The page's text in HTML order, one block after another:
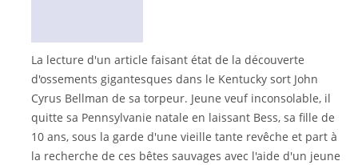
La lecture d'un article faisant état de la découverte
d'ossements gigantesques dans le Kentucky sort John
Cyrus Bellman de sa torpeur. Jeune veuf inconsolable, il
quitte sa Pennsylvanie natale en laissant Bess, sa fille de
10 ans, sous la garde d'une vieille tante revêche et part à
la recherche de ces bêtes sauvages avec l'aide d'un jeune